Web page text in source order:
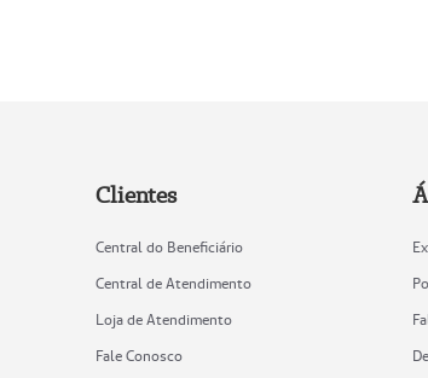
Clientes
Central do Beneficiário
Central de Atendimento
Loja de Atendimento
Fale Conosco